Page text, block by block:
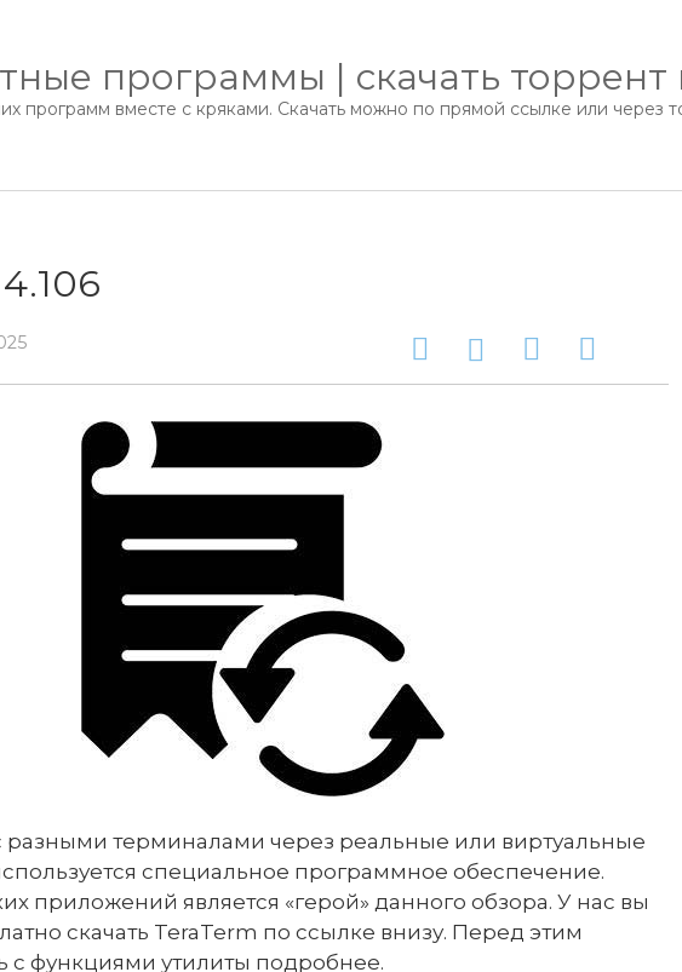
программы | скачать торрент
программ вместе с кряками. Скачать можно по прямой ссылке или через
разными терминалами через реальные или виртуальные
специальное программное обеспечение.
приложений является «герой» данного обзора. У нас вы
скачать TeraTerm по ссылке внизу. Перед этим
с функциями утилиты подробнее.